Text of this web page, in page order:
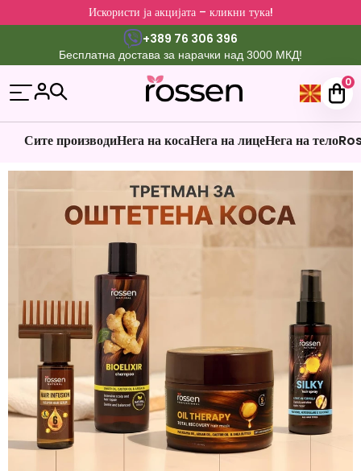
Искористи ја акцијата – кликни тука!
+389 76 306 396
Бесплатна достава за нарачки над 3000 МКД!
0
Сите производиНега на косаНега на лицеНега на тело